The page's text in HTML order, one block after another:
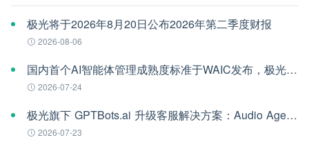
极光将于2026年8月20日公布2026年第二季度财报
2026-08-06
国内首个AI智能体管理成熟度标准于WAIC发布，极光参编
2026-07-24
极光旗下 GPTBots.ai 升级客服解决方案：Audio Agent 打通企业通信线路，LINE 客服插件 2.0 同步上线
2026-07-23